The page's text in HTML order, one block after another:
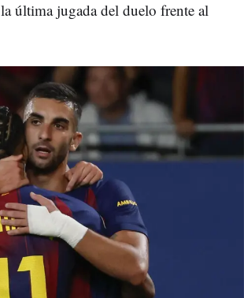
última jugada del duelo frente al